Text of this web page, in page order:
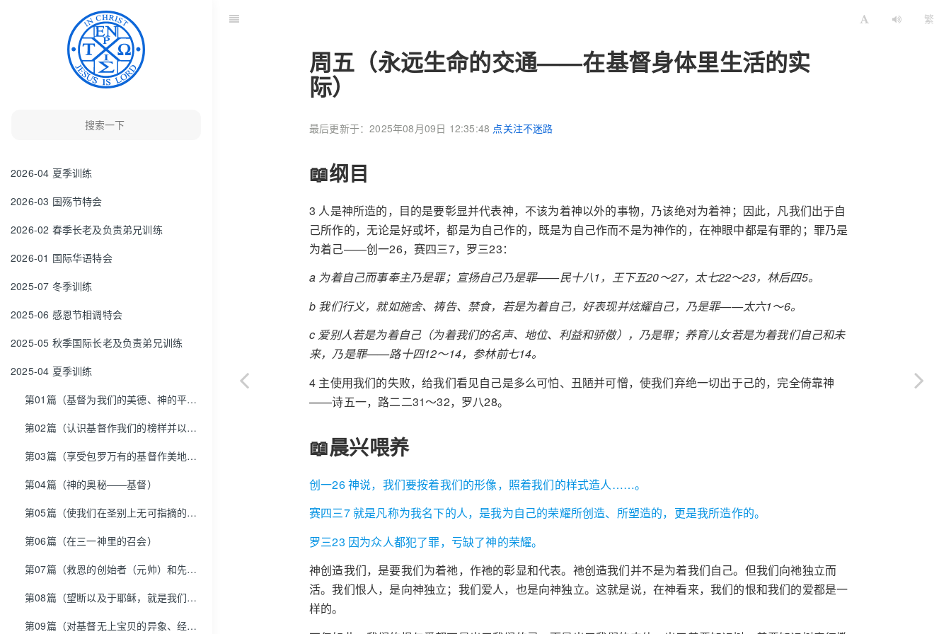
2026-04 夏季训练
2026-03 国殇节特会
2026-02 春季长老及负责弟兄训练
2026-01 国际华语特会
2025-07 冬季训练
2025-06 感恩节相调特会
2025-05 秋季国际长老及负责弟兄训练
2025-04 夏季训练
第01篇（基督为我们的美德、神的平安、我们的秘诀和那加我们能力者）
第02篇（认识基督作我们的榜样并以祂为榜样）
第03篇（享受包罗万有的基督作美地——我们所分得的分）
第04篇（神的奥秘——基督）
第05篇（使我们在圣别上无可指摘的原因，并使我们的灵、魂、体完全圣别的原因）
第06篇（在三一神里的召会）
第07篇（救恩的创始者（元帅）和先锋，领许多的儿子借着进入幔内并出到营外而进荣耀里去）
第08篇（望断以及于耶稣，就是我们信心的创始者与成终者）
第09篇（对基督无上宝贝的异象、经历、享受与彰显，为着真正的召会生活）
繁
周五（永远生命的交通——在基督身体里生活的实
际）
最后更新于：2025年08月09日 12:35:48 点关注不迷路
📖纲目
3 人是神所造的，目的是要彰显并代表神，不该为着神以外的事物，乃该绝对为着神；因此，凡我们出于自
己所作的，无论是好或坏，都是为自己作的，既是为自己作而不是为神作的，在神眼中都是有罪的；罪乃是
为着己——创一26，赛四三7，罗三23：
a 为着自己而事奉主乃是罪；宣扬自己乃是罪——民十八1，王下五20～27，太七22～23，林后四5。
b 我们行义，就如施舍、祷告、禁食，若是为着自己，好表现并炫耀自己，乃是罪——太六1～6。
c 爱别人若是为着自己（为着我们的名声、地位、利益和骄傲），乃是罪；养育儿女若是为着我们自己和未
来，乃是罪——路十四12～14，参林前七14。
4 主使用我们的失败，给我们看见自己是多么可怕、丑陋并可憎，使我们弃绝一切出于己的，完全倚靠神
——诗五一，路二二31～32，罗八28。
📖晨兴喂养
创一26 神说，我们要按着我们的形像，照着我们的样式造人……。
赛四三7 就是凡称为我名下的人，是我为自己的荣耀所创造、所塑造的，更是我所造作的。
罗三23 因为众人都犯了罪，亏缺了神的荣耀。
神创造我们，是要我们为着祂，作祂的彰显和代表。祂创造我们并不是为着我们自己。但我们向祂独立而
活。我们恨人，是向神独立；我们爱人，也是向神独立。这就是说，在神看来，我们的恨和我们的爱都是一
样的。